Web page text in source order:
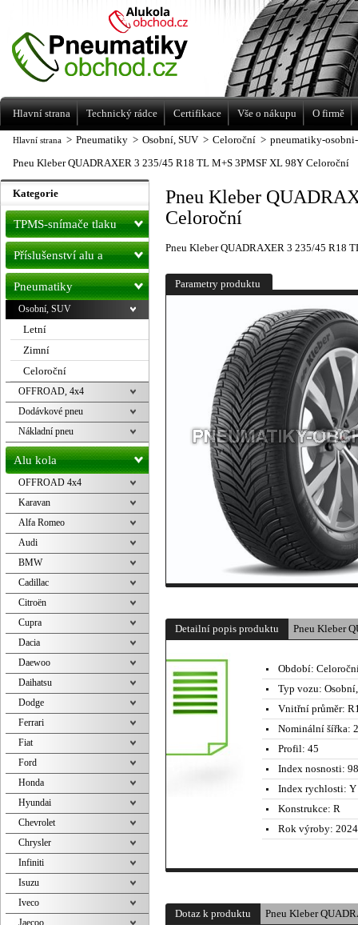
Hlavní strana > Pneumatiky > Osobní, SUV > Celoroční > pneumatiky-
Pneu Kleber QUADRAXER 3 235/45 R18 TL M+S 3PMSF XL 98Y Celoroční
Pneu Kleber
Celoroční
Pneu Kleber QUADRAXER 3 235/45 R18
Parametry produktu
Detailní popis produktu Pneu Kleber
Období:
Typ vozu:
Vnitřní průměr:
Nominální šířka:
Profil: 45
Index nosnosti:
Index rychlosti: Y
Konstrukce: R
Rok výroby:
Dotaz k produktu Pneu Kleber
Kategorie
TPMS-snímače tlaku
Příslušenství alu a
pneu
Pneumatiky
Osobní, SUV
Letní
Zimní
Celoroční
OFFROAD, 4x4
Dodávkové pneu
Nákladní pneu
Alu kola
OFFROAD 4x4
Karavan
Alfa Romeo
Audi
BMW
Cadillac
Citroën
Cupra
Dacia
Daewoo
Daihatsu
Dodge
Ferrari
Fiat
Ford
Honda
Hyundai
Chevrolet
Chrysler
Infiniti
Isuzu
Iveco
Jaecoo
Levné pneumatiky letní, zimní, Alu kola
a litá kola Racing Line
Hlavní strana Technický rádce Certifikace Vše o nákupu O firmě